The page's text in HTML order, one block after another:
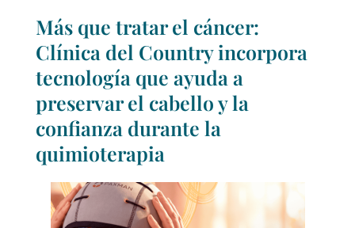
Más que tratar el cáncer:
Clínica del Country incorpora
tecnología que ayuda a
preservar el cabello y la
confianza durante la
quimioterapia